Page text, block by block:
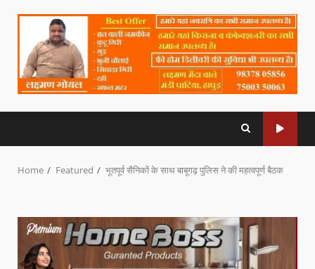
Home Featured भूतपूर्व सैनिकों के साथ बाबूगढ़ पुलिस ने की महत्वपूर्ण बैठक